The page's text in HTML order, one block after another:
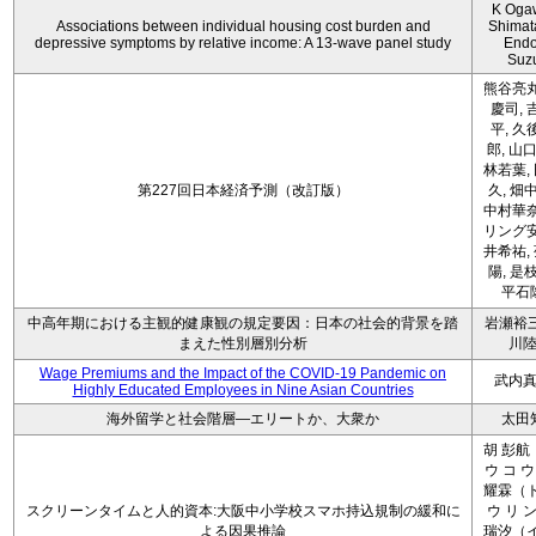
Associations between individual housing cost burden and
depressive symptoms by relative income: A 13-wave panel study
K
第227回日本経済予測（改訂版）
熊谷亮
慶司,
平, 久
郎, 山
林若葉,
久, 畑
中村華
リング
井希祐,
陽, 是
平石
中高年期における主観的健康観の規定要因：日本の社会的背景を踏
まえた性別層別分析
岩瀬裕
川
Wage Premiums and the Impact of the COVID‑19 Pandemic on
Highly Educated Employees in Nine Asian Countries
武内
海外留学と社会階層―エリートか、大衆か 太田
スクリーンタイムと人的資本:大阪中小学校スマホ持込規制の緩和に
よる因果推論
胡 彭航
ウ コ
耀霖（
ウ リ
瑞汐（